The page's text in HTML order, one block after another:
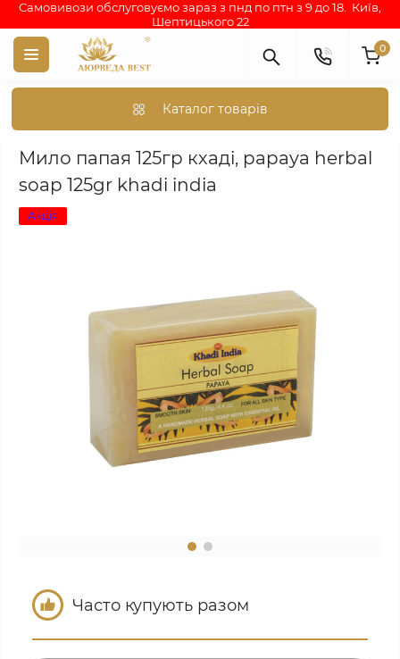
Самовивози обслуговуємо зараз з пнд по птн з 9 до 18. Київ,
Шептицького 22
0
Каталог товарів
Аюрведа каталог індійських товарів АЮРВЕДИЧНА
Мило папая 125гр кхаді, papaya herbal
soap 125gr khadi india
Акція
Часто купують разом